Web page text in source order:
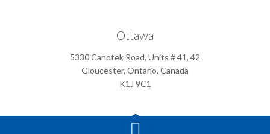
Ottawa
5330 Canotek Road, Units # 41, 42
Gloucester, Ontario, Canada
K1J 9C1